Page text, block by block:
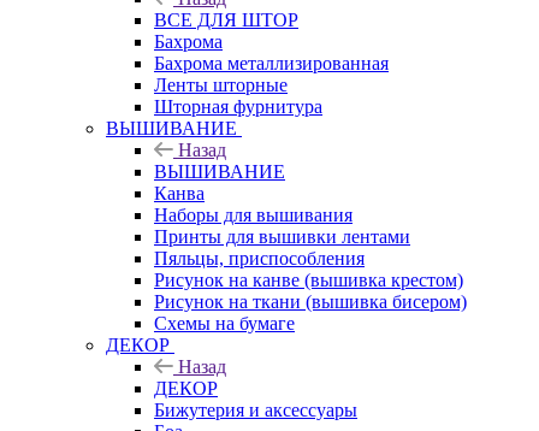
ВСЕ ДЛЯ ШТОР
Бахрома
Бахрома металлизированная
Ленты шторные
Шторная фурнитура
ВЫШИВАНИЕ
Назад
ВЫШИВАНИЕ
Канва
Наборы для вышивания
Принты для вышивки лентами
Пяльцы, приспособления
Рисунок на канве (вышивка крестом)
Рисунок на ткани (вышивка бисером)
Схемы на бумаге
ДЕКОР
Назад
ДЕКОР
Бижутерия и аксессуары